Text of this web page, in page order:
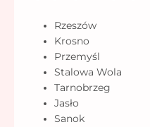
Rzeszów
Krosno
Przemyśl
Stalowa Wola
Tarnobrzeg
Jasło
Sanok